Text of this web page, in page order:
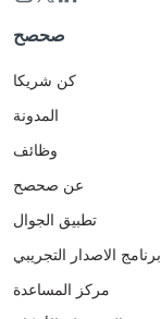
صحصح
كن شريكا
المدونة
وظائف
عن صحصح
تطبيق الجوال
برنامج الاصدار التجريبي
مركز المساعدة